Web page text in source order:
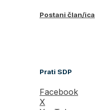
Postani član/ica
Prati SDP
Facebook
X